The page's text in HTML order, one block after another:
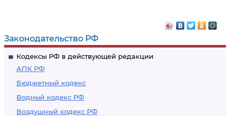
Законодательство РФ
Кодексы РФ в действующей редакции
АПК РФ
Бюджетный кодекс
Водный кодекс РФ
Воздушный кодекс РФ